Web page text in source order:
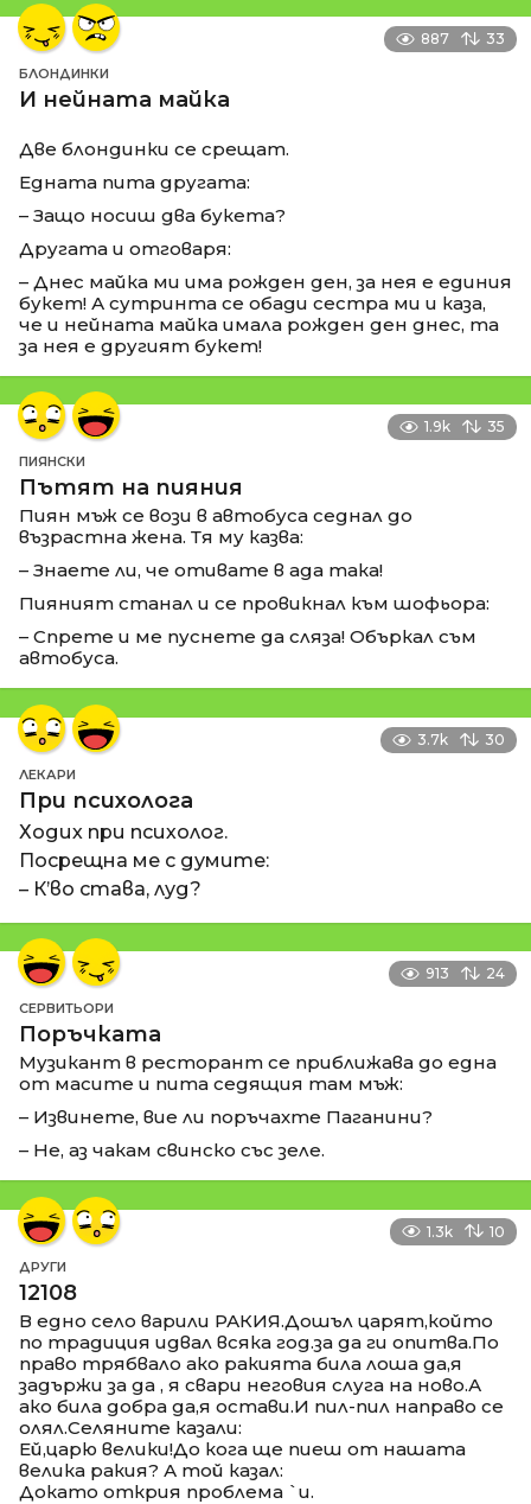
887 33
БЛОНДИНКИ
И нейната майка
Две блондинки се срещат.
Едната пита другата:
– Защо носиш два букета?
Другата и отговаря:
– Днес майка ми има рожден ден, за нея е единия
букет! А сутринта се обади сестра ми и каза,
че и нейната майка имала рожден ден днес, та
за нея е другият букет!
1.9k 35
ПИЯНСКИ
Пътят на пияния
Пиян мъж се вози в автобуса седнал до
възрастна жена. Тя му казва:
– Знаете ли, че отивате в ада така!
Пияният станал и се провикнал към шофьора:
– Спрете и ме пуснете да сляза! Объркал съм
автобуса.
3.7k 30
ЛЕКАРИ
При психолога
Ходих при психолог.
Посрещна ме с думите:
– К’во става, луд?
913 24
СЕРВИТЬОРИ
Поръчката
Музикант в ресторант се приближава до една
от масите и пита седящия там мъж:
– Извинете, вие ли поръчахте Паганини?
– Не, аз чакам свинско със зеле.
1.3k 10
ДРУГИ
12108
В едно село варили РАКИЯ.Дошъл царят,който
по традиция идвал всяка год.за да ги опитва.По
право трябвало ако ракията била лоша да,я
задържи за да , я свари неговия слуга на ново.А
ако била добра да,я остави.И пил-пил направо се
олял.Селяните казали:
Ей,царю велики!До кога ще пиеш от нашата
велика ракия? А той казал:
Докато открия проблема `и.